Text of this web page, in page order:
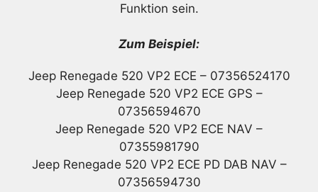
Funktion sein.
Zum Beispiel:
Jeep Renegade 520 VP2 ECE – 07356524170
Jeep Renegade 520 VP2 ECE GPS –
07356594670
Jeep Renegade 520 VP2 ECE NAV –
07355981790
Jeep Renegade 520 VP2 ECE PD DAB NAV –
07356594730